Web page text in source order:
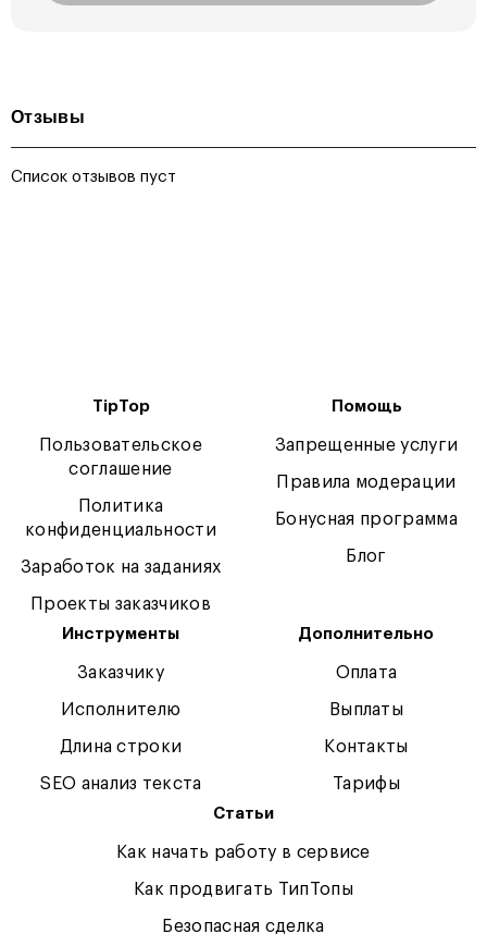
Отзывы
Список отзывов пуст
TipTop
Пользовательское
соглашение
Политика
конфиденциальности
Заработок на заданиях
Проекты заказчиков
Помощь
Запрещенные услуги
Правила модерации
Бонусная программа
Блог
Инструменты
Заказчику
Исполнителю
Длина строки
SEO анализ текста
Дополнительно
Оплата
Выплаты
Контакты
Тарифы
Статьи
Как начать работу в сервисе
Как продвигать ТипТопы
Безопасная сделка